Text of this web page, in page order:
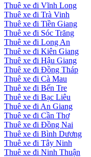
Thuê xe đi Vĩnh Long
Thuê xe đi Trà Vinh
Thuê xe đi Tiền Giang
Thuê xe đi Sóc Trăng
Thuê xe đi Long An
Thuê xe đi Kiên Giang
Thuê xe đi Hậu Giang
Thuê xe đi Đồng Tháp
Thuê xe đi Cà Mau
Thuê xe đi Bến Tre
Thuê xe đi Bạc Liêu
Thuê xe đi An Giang
Thuê xe đi Cần Thơ
Thuê xe đi Đồng Nai
Thuê xe đi Bình Dương
Thuê xe đi Tây Ninh
Thuê xe đi Ninh Thuận